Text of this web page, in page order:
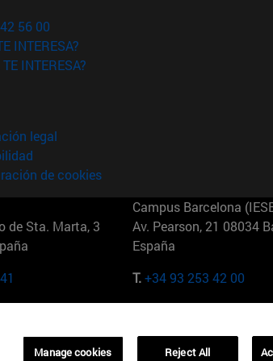
56 00
INTERESA?
INTERESA?
legal
de cookies
de Sta. Marta, 3
Campus Barcelona
Av. Pearson, 21 08034
España
T.+34 93 253 42 00
15 81675
01321001 Bela Vista
Manage cookies Reject All